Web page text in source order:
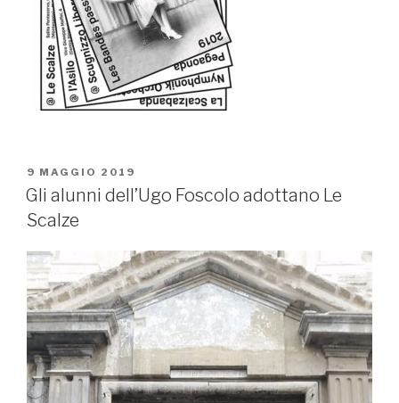
PUBBLICATO
IL
9 MAGGIO 2019
Gli alunni dell’Ugo Foscolo adottano Le
Scalze